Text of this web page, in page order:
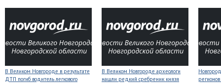
В Великом Новгороде в результате
ДТП погиб водитель легкового
В Великом Новгороде археологи
нашли редкий сребреник князя